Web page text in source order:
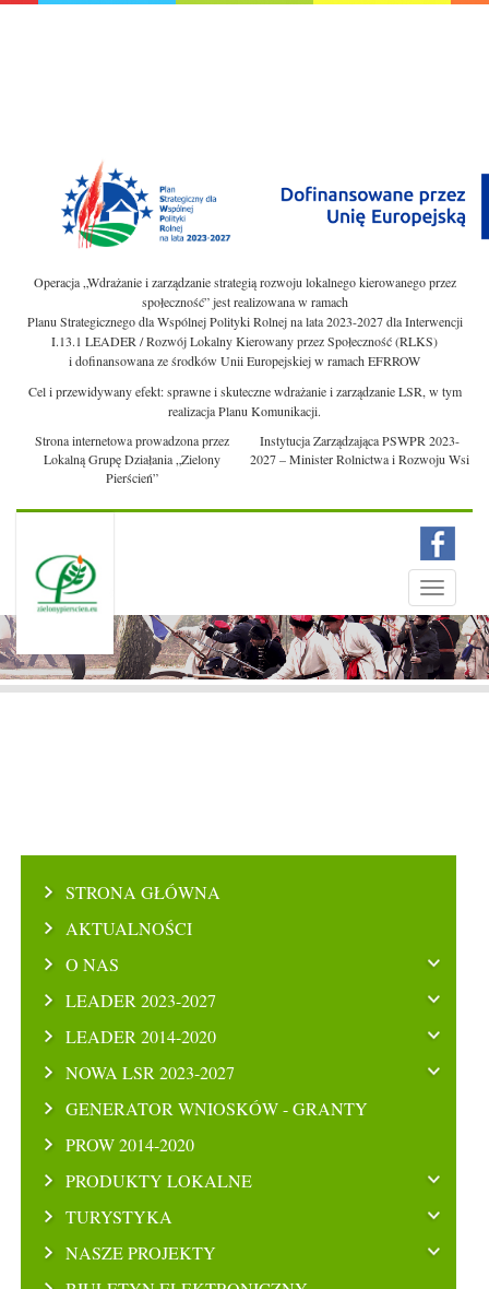
Operacja „Wdrażanie i zarządzanie strategią rozwoju lokalnego kierowanego przez
społeczność” jest realizowana w ramach
Planu Strategicznego dla Wspólnej Polityki Rolnej na lata 2023-2027 dla Interwencji
I.13.1 LEADER / Rozwój Lokalny Kierowany przez Społeczność (RLKS)
i dofinansowana ze środków Unii Europejskiej w ramach EFRROW
Cel i przewidywany efekt: sprawne i skuteczne wdrażanie i zarządzanie LSR, w tym
realizacja Planu Komunikacji.
Strona internetowa prowadzona przez
Lokalną Grupę Działania „Zielony
Pierścień”
Instytucja Zarządzająca PSWPR 2023-
2027 – Minister Rolnictwa i Rozwoju Wsi
Toggle
Menu
STRONA GŁÓWNA
AKTUALNOŚCI
O NAS
LEADER 2023-2027
LEADER 2014-2020
NOWA LSR 2023-2027
GENERATOR WNIOSKÓW - GRANTY
PROW 2014-2020
PRODUKTY LOKALNE
TURYSTYKA
NASZE PROJEKTY